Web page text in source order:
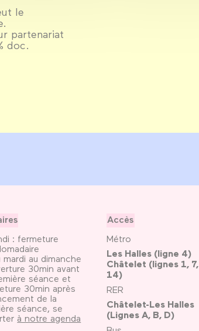
le
partenariat
doc.
: fermeture
au dimanche
30min avant
séance et
30min après
de la
séance, se
à notre agenda
Accès
Métro
Les Halles (ligne 4)
Châtelet (lignes 1, 7,
14)
RER
Châtelet-Les Halles
(Lignes A, B, D)